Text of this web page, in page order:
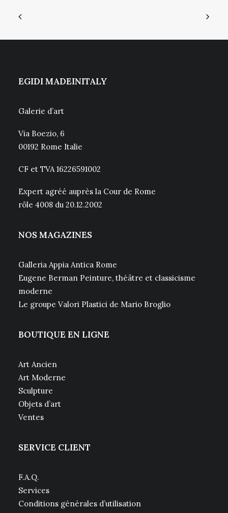
EGIDI MADEINITALY
Galerie d’art
Via Boezio, 6
00192 Rome Italie
CF et TVA 16226591002
Expert agréé auprès la Cour de Rome
rôle 4008 du 20.12.2002
NOS MAGAZINES
Galleria Appia Antica Rome
Eugene Berman Peinture, théâtre et classicisme
moderne
Le groupe Valori Plastici de Mario Broglio
BOUTIQUE EN LIGNE
Art Ancien
Art Moderne
Sculpture
Objets d’art
Ventes
SERVICE CLIENT
F.A.Q.
Services
Conditions générales d’utilisation